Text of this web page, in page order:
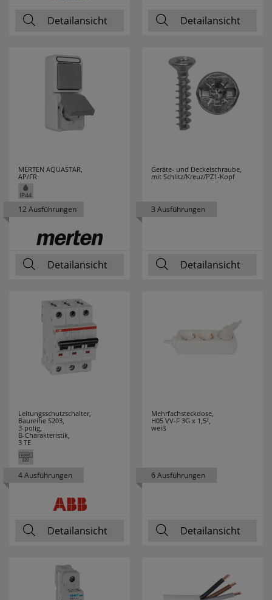
Detailansicht Detailansicht
MERTEN AQUASTAR,
AP/FR
12 Ausführungen
Detailansicht
Geräte- und Deckelschraube,
mit Schlitz/Kreuz/PZ1-Kopf
3 Ausführungen
Detailansicht
Leitungsschutzschalter,
Baureihe S203,
3-polig,
B-Charakteristik,
3 TE
4 Ausführungen
Detailansicht
Mehrfachsteckdose,
H05 VV-F 3G x 1,5²,
weiß
6 Ausführungen
Detailansicht